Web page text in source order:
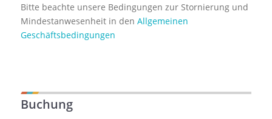
Bitte beachte unsere Bedingungen zur Stornierung und
Mindestanwesenheit in den Allgemeinen
Geschäftsbedingungen
Buchung